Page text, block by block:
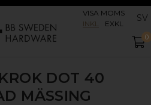
VISA MOMS
INKL
EXKL SV
0
DOT 40
MÄSSING